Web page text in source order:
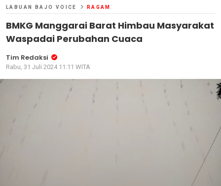
LABUAN BAJO VOICE RAGAM
BMKG Manggarai Barat Himbau Masyarakat
Waspadai Perubahan Cuaca
Tim Redaksi
Rabu, 31 Juli 2024 11:11 WITA